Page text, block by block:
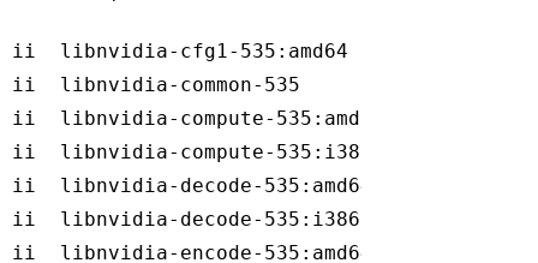
ii  libnvidia-cfg1-535:amd64
ii  libnvidia-common-535
ii  libnvidia-compute-535:amd64
ii  libnvidia-compute-535:i386
ii  libnvidia-decode-535:amd64
ii  libnvidia-decode-535:i386
ii  libnvidia-encode-535:amd64